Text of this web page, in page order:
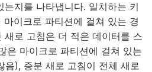
지를 나타냅니다. 일치하는 키
이크로 파티션에 걸쳐 있는 경
새로 고침은 더 적은 데이터를 스
은 마이크로 파티션에 걸쳐 있는
음), 증분 새로 고침이 전체 새로